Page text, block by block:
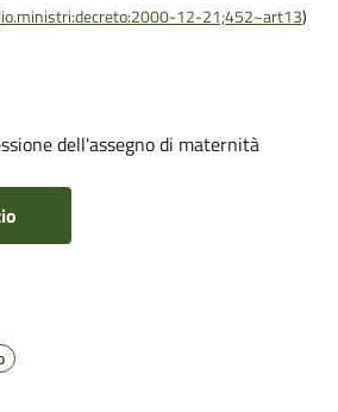
12-21;452~art13)
dell'assegno di maternità